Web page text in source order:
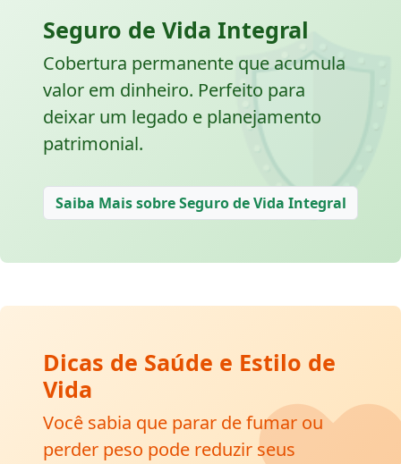
Seguro de Vida Integral
Cobertura permanente que acumula
valor em dinheiro. Perfeito para
deixar um legado e planejamento
patrimonial.
Saiba Mais sobre Seguro de Vida Integral
Dicas de Saúde e Estilo de
Vida
Você sabia que parar de fumar ou
perder peso pode reduzir seus